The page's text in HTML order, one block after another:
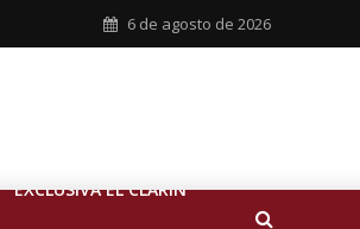
6 de agosto de 2026
EXCLUSIVA EL CLARIN